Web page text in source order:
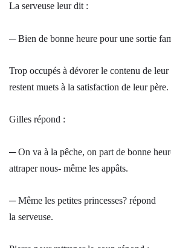
La serveuse leur dit :
─ Bien de bonne heure pour une sortie
Trop occupés à dévorer le contenu de leur
restent muets à la satisfaction de leur père.
Gilles répond :
─ On va à la pêche, on part de bonne
attraper nous- même les appâts.
─ Même les petites princesses? répond
la serveuse.